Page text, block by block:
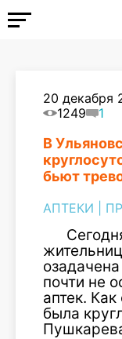
20 декабря
1249
1
В
бьют
АПТЕКИ
почти не
аптек.
была